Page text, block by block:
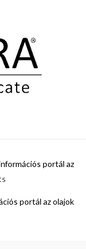
portál az
portál az olajok